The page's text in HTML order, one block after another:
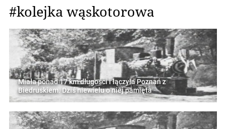
#kolejka wąskotorowa
Miała ponad 17 km długości i łączyła Poznań z
Biedruskiem. Dziś niewielu o niej pamięta